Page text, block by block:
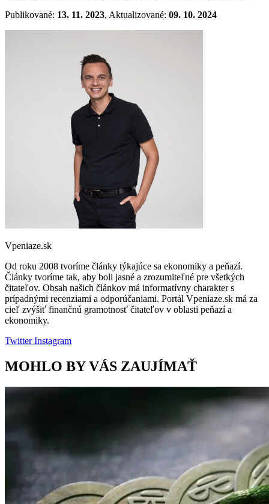
Publikované: 13. 11. 2023, Aktualizované: 09. 10. 2024
Vpeniaze.sk
Od roku 2008 tvoríme články týkajúce sa ekonomiky a peňazí.
Články tvoríme tak, aby boli jasné a zrozumiteľné pre všetkých
čitateľov. Obsah našich článkov má informatívny charakter s
prípadnými recenziami a odporúčaniami. Portál Vpeniaze.sk má za
cieľ zvýšiť finančnú gramotnosť čitateľov v oblasti peňazí a
ekonomiky.
TwitterInstagram
MOHLO BY VÁS ZAUJÍMAŤ